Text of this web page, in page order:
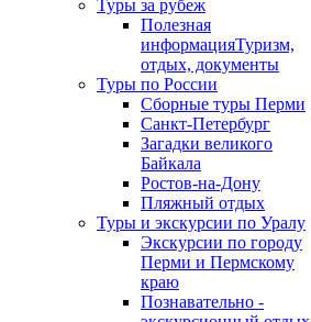
Туры за рубеж
Полезная
информацияТуризм,
отдых, документы
Туры по России
Сборные туры Перми
Санкт-Петербург
Загадки великого
Байкала
Ростов-на-Дону
Пляжный отдых
Туры и экскурсии по Уралу
Экскурсии по городу
Перми и Пермскому
краю
Познавательно -